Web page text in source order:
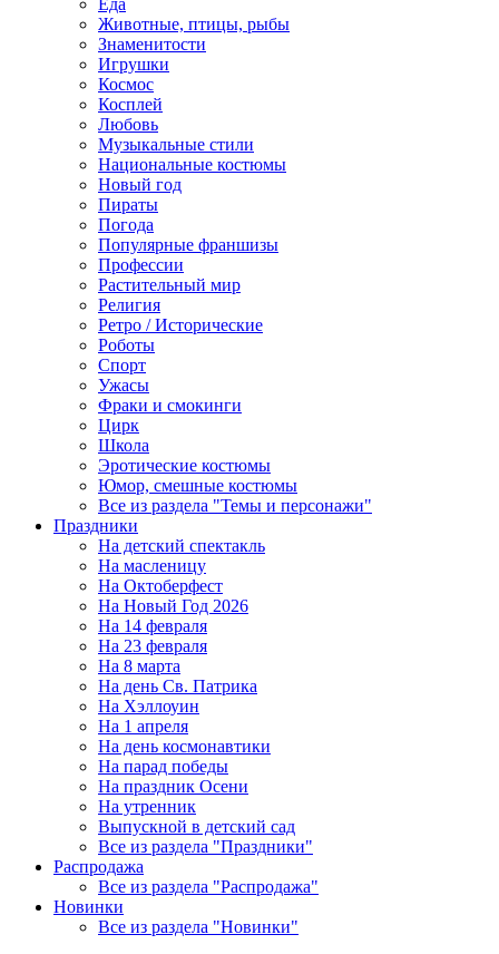
Еда
Животные, птицы, рыбы
Знаменитости
Игрушки
Космос
Косплей
Любовь
Музыкальные стили
Национальные костюмы
Новый год
Пираты
Погода
Популярные франшизы
Профессии
Растительный мир
Религия
Ретро / Исторические
Роботы
Спорт
Ужасы
Фраки и смокинги
Цирк
Школа
Эротические костюмы
Юмор, смешные костюмы
Все из раздела "Темы и персонажи"
Праздники
На детский спектакль
На масленицу
На Октоберфест
На Новый Год 2026
На 14 февраля
На 23 февраля
На 8 марта
На день Св. Патрика
На Хэллоуин
На 1 апреля
На день космонавтики
На парад победы
На праздник Осени
На утренник
Выпускной в детский сад
Все из раздела "Праздники"
Распродажа
Все из раздела "Распродажа"
Новинки
Все из раздела "Новинки"